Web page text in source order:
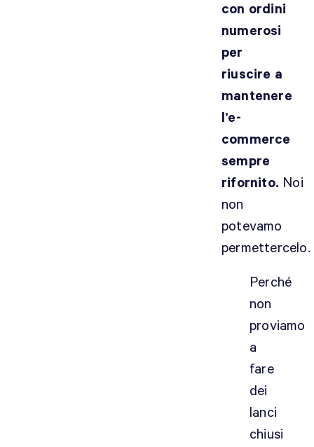
con ordini
numerosi
per
riuscire a
mantenere
l’e-
commerce
sempre
rifornito. Noi
non
potevamo
permettercelo.
Perché
non
proviamo
a
fare
dei
lanci
chiusi